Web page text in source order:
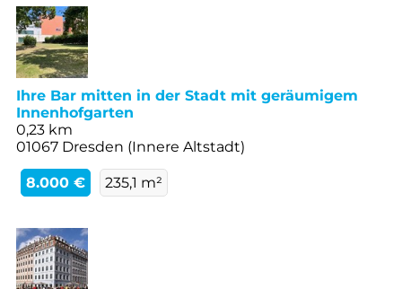
Ihre Bar mitten in der Stadt mit geräumigem
Innenhofgarten
0,23 km
01067 Dresden (Innere Altstadt)
8.000 € 235,1 m²